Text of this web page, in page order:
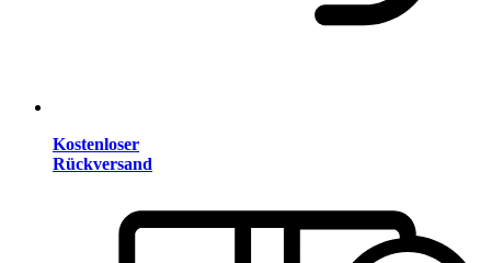
Kostenloser
Rückversand